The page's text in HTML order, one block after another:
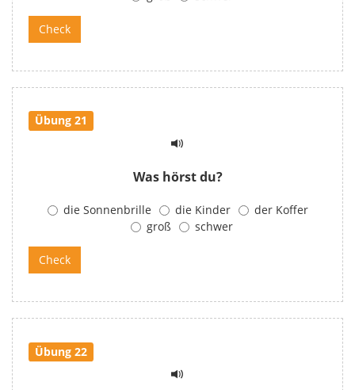
Übung 21
Was hörst du?
die Sonnenbrille die Kinder
der Koffer
groß
schwer
Übung 22